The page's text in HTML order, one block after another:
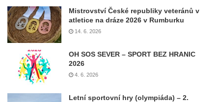
Mistrovství České republiky veteránů v
atletice na dráze 2026 v Rumburku
14. 6. 2026
OH SOS SEVER – SPORT BEZ HRANIC
2026
4. 6. 2026
Letní sportovní hry (olympiáda) – 2.